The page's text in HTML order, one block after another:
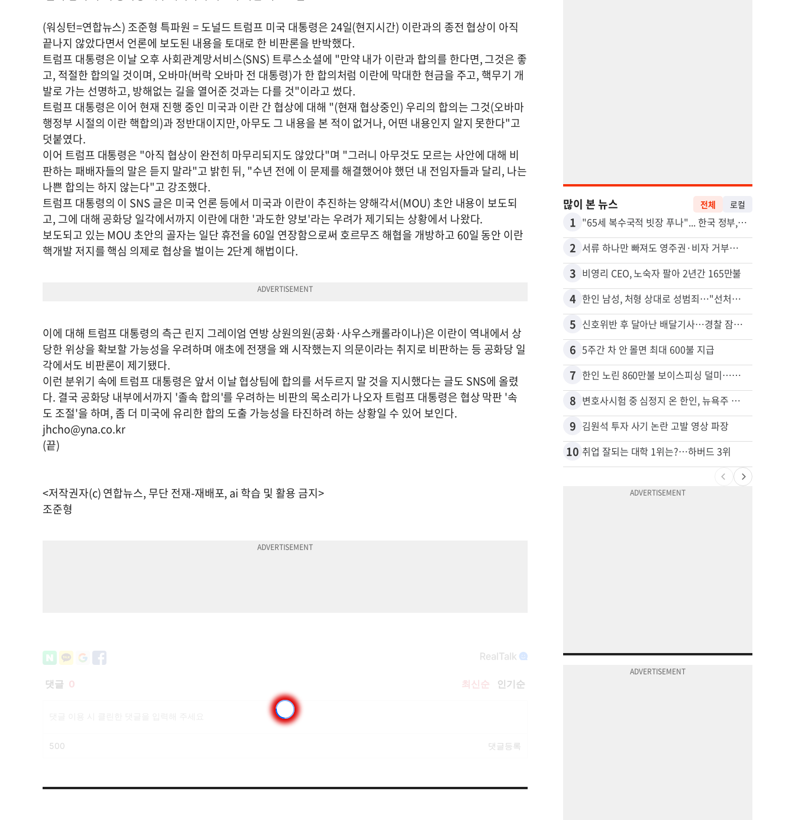
(워싱턴=연합뉴스) 조준형 특파원 = 도널드 트럼프 미국 대통령은 24일(현지시간) 이란과의 종전 협상이 아직
끝나지 않았다면서 언론에 보도된 내용을 토대로 한 비판론을 반박했다.
트럼프 대통령은 이날 오후 사회관계망서비스(SNS) 트루스소셜에 "만약 내가 이란과 합의를 한다면, 그것은 좋
고, 적절한 합의일 것이며, 오바마(버락 오바마 전 대통령)가 한 합의처럼 이란에 막대한 현금을 주고, 핵무기 개
발로 가는 선명하고, 방해없는 길을 열어준 것과는 다를 것"이라고 썼다.
트럼프 대통령은 이어 현재 진행 중인 미국과 이란 간 협상에 대해 "(현재 협상중인) 우리의 합의는 그것(오바마
행정부 시절의 이란 핵합의)과 정반대이지만, 아무도 그 내용을 본 적이 없거나, 어떤 내용인지 알지 못한다"고
덧붙였다.
이어 트럼프 대통령은 "아직 협상이 완전히 마무리되지도 않았다"며 "그러니 아무것도 모르는 사안에 대해 비
판하는 패배자들의 말은 듣지 말라"고 밝힌 뒤, "수년 전에 이 문제를 해결했어야 했던 내 전임자들과 달리, 나는
나쁜 합의는 하지 않는다"고 강조했다.
트럼프 대통령의 이 SNS 글은 미국 언론 등에서 미국과 이란이 추진하는 양해각서(MOU) 초안 내용이 보도되
고, 그에 대해 공화당 일각에서까지 이란에 대한 '과도한 양보'라는 우려가 제기되는 상황에서 나왔다.
보도되고 있는 MOU 초안의 골자는 일단 휴전을 60일 연장함으로써 호르무즈 해협을 개방하고 60일 동안 이란
핵개발 저지를 핵심 의제로 협상을 벌이는 2단계 해법이다.
이에 대해 트럼프 대통령의 측근 린지 그레이엄 연방 상원의원(공화·사우스캐롤라이나)은 이란이 역내에서 상
당한 위상을 확보할 가능성을 우려하며 애초에 전쟁을 왜 시작했는지 의문이라는 취지로 비판하는 등 공화당 일
각에서도 비판론이 제기됐다.
이런 분위기 속에 트럼프 대통령은 앞서 이날 협상팀에 합의를 서두르지 말 것을 지시했다는 글도 SNS에 올렸
다. 결국 공화당 내부에서까지 '졸속 합의'를 우려하는 비판의 목소리가 나오자 트럼프 대통령은 협상 막판 '속
도 조절'을 하며, 좀 더 미국에 유리한 합의 도출 가능성을 타진하려 하는 상황일 수 있어 보인다.
jhcho@yna.co.kr
(끝)
<저작권자(c) 연합뉴스, 무단 전재-재배포, ai 학습 및 활용 금지>
조준형
많이 본 뉴스 전체 로컬
1 "65세 복수국적 빗장 푸나"... 한국 정부, 연령 완화 전면 추진
2 서류 하나만 빠져도 영주권·비자 거부…심사관 재량권 대폭 확대
3 비영리 CEO, 노숙자 팔아 2년간 165만불
4 한인 남성, 처형 상대로 성범죄…"선처해줬더니 배신자 취급"
5 신호위반 후 달아난 배달기사…경찰 잠복해 잡고보니 ‘반전’
6 5주간 차 안 몰면 최대 600불 지급
7 한인 노린 860만불 보이스피싱 덜미…영사관·한국 검찰 사칭
8 변호사시험 중 심정지 온 한인, 뉴욕주 제소
9 김원석 투자 사기 논란 고발 영상 파장
10 취업 잘되는 대학 1위는?…하버드 3위